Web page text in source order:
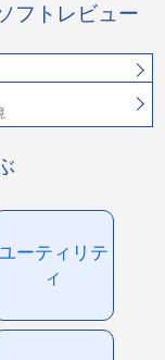
フトレビュー
ーティリテ
ィ